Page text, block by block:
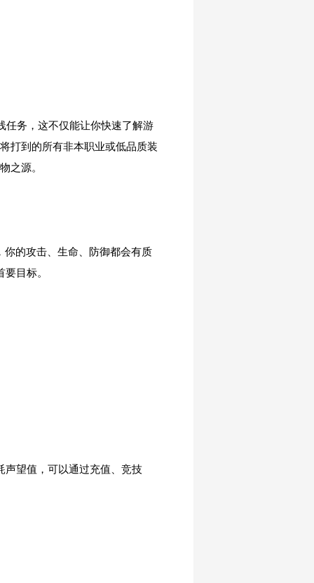
任务，这不仅能让你快速了解游
打到的所有非本职业或低品质装
之源。
你的攻击、生命、防御都会有质
目标。
声望值，可以通过充值、竞技